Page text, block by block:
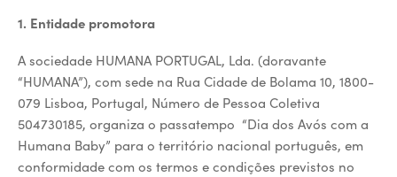
1. Entidade promotora
A sociedade HUMANA PORTUGAL, Lda. (doravante
“HUMANA”), com sede na Rua Cidade de Bolama 10, 1800-
079 Lisboa, Portugal, Número de Pessoa Coletiva
504730185, organiza o passatempo “Dia dos Avós com a
Humana Baby” para o território nacional português, em
conformidade com os termos e condições previstos no